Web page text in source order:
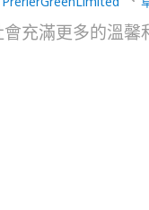
充滿更多的溫馨